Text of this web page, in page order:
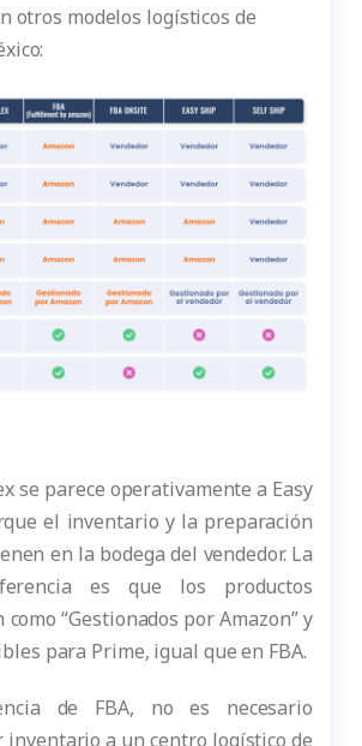
otros modelos logísticos de
se parece operativamente a Easy
el inventario y la preparación
en la bodega del vendedor. La
es que los productos
como “Gestionados por Amazon” y
para Prime, igual que en FBA.
de FBA, no es necesario
inventario a un centro logístico de